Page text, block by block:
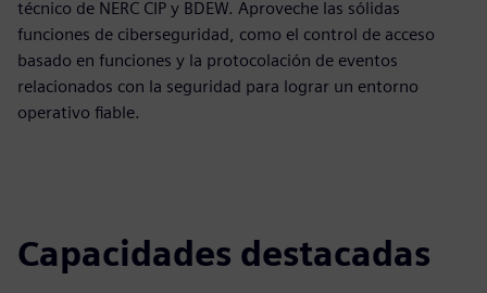
técnico de NERC CIP y BDEW. Aproveche las sólidas
funciones de ciberseguridad, como el control de acceso
basado en funciones y la protocolación de eventos
relacionados con la seguridad para lograr un entorno
operativo fiable.
Capacidades destacadas